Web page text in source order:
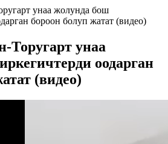
унаа жолунда бош
бороон болуп жатат (видео)
унаа
оодарган
(видео)